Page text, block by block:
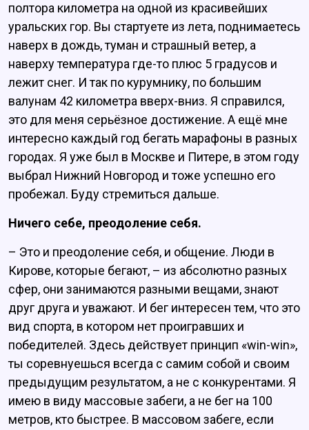
полтора километра на одной из красивейших
уральских гор. Вы стартуете из лета, поднимаетесь
наверх в дождь, туман и страшный ветер, а
наверху температура где-то плюс 5 градусов и
лежит снег. И так по курумнику, по большим
валунам 42 километра вверх-вниз. Я справился,
это для меня серьёзное достижение. А ещё мне
интересно каждый год бегать марафоны в разных
городах. Я уже был в Москве и Питере, в этом году
выбрал Нижний Новгород и тоже успешно его
пробежал. Буду стремиться дальше.
Ничего себе, преодоление себя.
– Это и преодоление себя, и общение. Люди в
Кирове, которые бегают, – из абсолютно разных
сфер, они занимаются разными вещами, знают
друг друга и уважают. И бег интересен тем, что это
вид спорта, в котором нет проигравших и
победителей. Здесь действует принцип «win-win»,
ты соревнуешься всегда с самим собой и своим
предыдущим результатом, а не с конкурентами. Я
имею в виду массовые забеги, а не бег на 100
метров, кто быстрее. В массовом забеге, если